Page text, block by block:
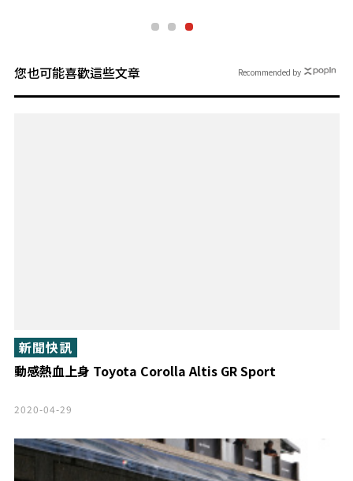
您也可能喜歡這些文章
動感熱血上身 Toyota Corolla Altis GR Sport
新聞快訊
2020-04-29
Recommended by